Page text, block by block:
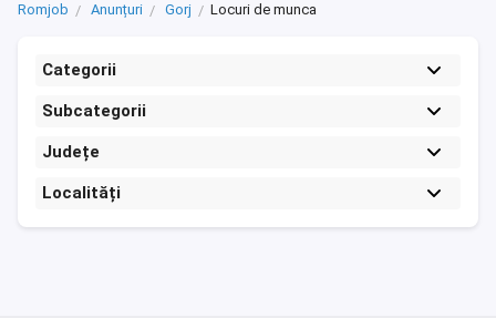
Romjob Anunțuri Gorj Locuri de munca
Categorii
Subcategorii
Județe
Localități